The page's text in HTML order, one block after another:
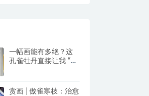
一幅画能有多绝？这
孔雀牡丹直接让我 “哇
赏画 | 傲雀寒枝：治愈